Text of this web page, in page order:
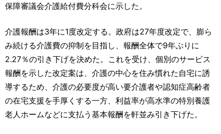
保障審議会介護給付費分科会に示した。
介護報酬は3年に1度改定する。政府は27年度改定で、膨ら
み続ける介護費の抑制を目指し、報酬全体で9年ぶりに
2.27％の引き下げを決めた。これを受け、個別のサービス
報酬を示した改定案は、介護の中心を住み慣れた自宅に誘
導するため、介護の必要度が高い要介護者や認知症高齢者
の在宅支援を手厚くする一方、利益率が高水準の特別養護
老人ホームなどに支払う基本報酬を軒並み引き下げた。